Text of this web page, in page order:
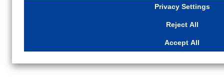
button on this banner or through your browser's "Settings".
Privacy Settings
Reject All
Accept All